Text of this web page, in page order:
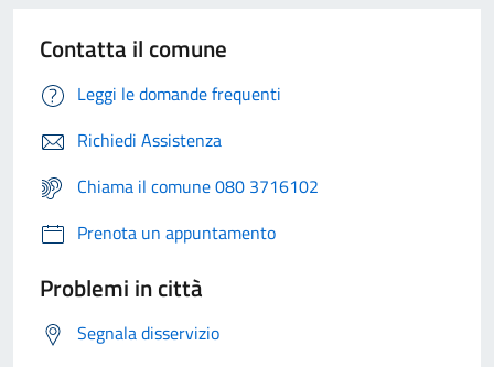
Contatta il comune
Leggi le domande frequenti
Richiedi Assistenza
Chiama il comune 080 3716102
Prenota un appuntamento
Problemi in città
Segnala disservizio